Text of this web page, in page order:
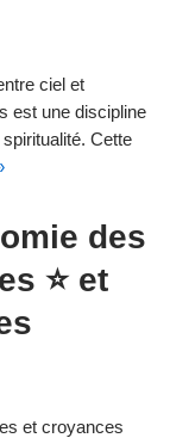
ciel et
est une discipline
Cette
des
⭐ et
et croyances